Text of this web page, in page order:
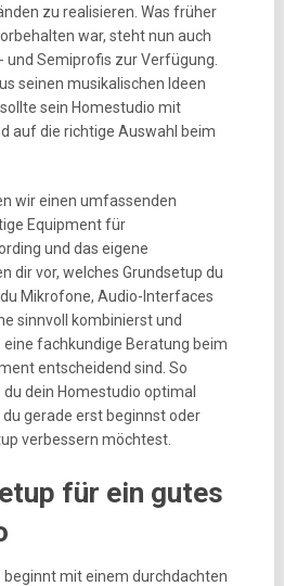
zu realisieren. Was früher
war, steht nun auch
Semiprofis zur Verfügung.
seinen musikalischen Ideen
sein Homestudio mit
auf die richtige Auswahl beim
wir einen umfassenden
Equipment für
und das eigene
dir vor, welches Grundsetup du
Mikrofone, Audio-Interfaces
sinnvoll kombinierst und
fachkundige Beratung beim
entscheidend sind. So
dein Homestudio optimal
gerade erst beginnst oder
verbessern möchtest.
für ein gutes
beginnt mit einem durchdachten